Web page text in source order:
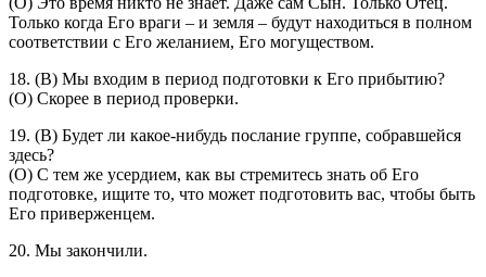
Только когда Его враги – и земля – будут находиться в полном
соответствии с Его желанием, Его могуществом.
18. (В) Мы входим в период подготовки к Его прибытию?
(О) Скорее в период проверки.
19. (В) Будет ли какое-нибудь послание группе, собравшейся
здесь?
(О) С тем же усердием, как вы стремитесь знать об Его
подготовке, ищите то, что может подготовить вас, чтобы быть
Его приверженцем.
20. Мы закончили.